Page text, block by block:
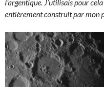
l’argentique. J’utilisais pour
entièrement construit par mon